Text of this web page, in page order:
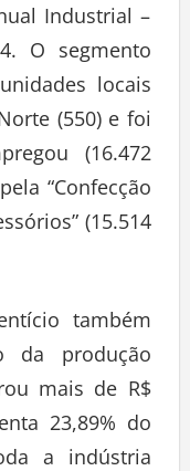
Industrial –
O segmento
locais
(550) e foi
(16.472
“Confecção
(15.514
também
da produção
mais de R$
23,89% do
a indústria